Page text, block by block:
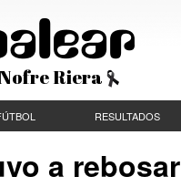
Riera
RESULTADOS
a rebosar